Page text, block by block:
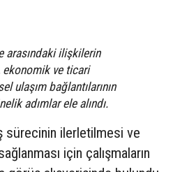
arasındaki ilişkilerin
ve ticari
ulaşım bağlantılarının
adımlar ele alındı.
sürecinin ilerletilmesi ve
için çalışmaların